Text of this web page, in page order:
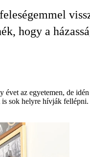
hogy a
évet az egyetemen, de
sok helyre hívják